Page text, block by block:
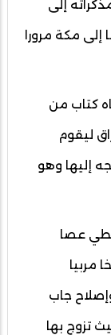
إلى
إلى مكة مرورا
كتاب من
ليقوم
إليها وهو
عصا
مربيا
جاب
تزوج بها